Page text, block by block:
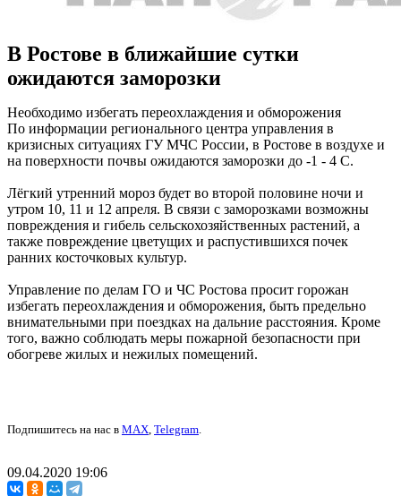
В Ростове в ближайшие сутки
ожидаются заморозки
Необходимо избегать переохлаждения и обморожения
По информации регионального центра управления в
кризисных ситуациях ГУ МЧС России, в Ростове в воздухе и
на поверхности почвы ожидаются заморозки до -1 - 4 С.
Лёгкий утренний мороз будет во второй половине ночи и
утром 10, 11 и 12 апреля. В связи с заморозками возможны
повреждения и гибель сельскохозяйственных растений, а
также повреждение цветущих и распустившихся почек
ранних косточковых культур.
Управление по делам ГО и ЧС Ростова просит горожан
избегать переохлаждения и обморожения, быть предельно
внимательными при поездках на дальние расстояния. Кроме
того, важно соблюдать меры пожарной безопасности при
обогреве жилых и нежилых помещений.
Подпишитесь на нас в MAX, Telegram.
09.04.2020 19:06